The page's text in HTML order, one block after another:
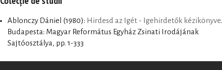
Ablonczy Dániel (1980): Hirdesd az Igét - Igehirdetők kézikönyve.
Budapesta: Magyar Református Egyház Zsinati Irodájának
Sajtóosztálya, pp. 1-333